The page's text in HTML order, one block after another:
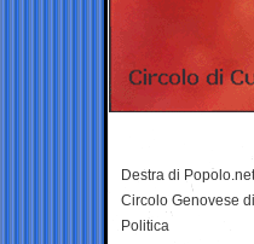
Destra di Popolo.net
Circolo Genovese
Politica